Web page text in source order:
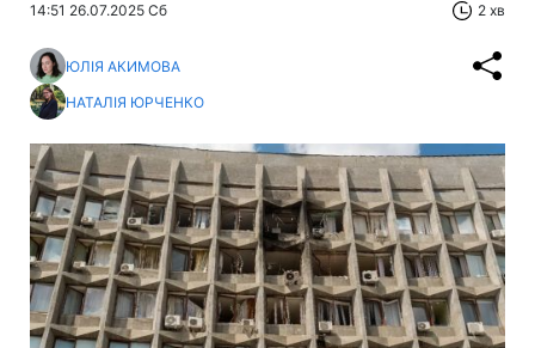
14:51 26.07.2025 Сб 2 хв
ЮЛІЯ АКИМОВА
НАТАЛІЯ ЮРЧЕНКО